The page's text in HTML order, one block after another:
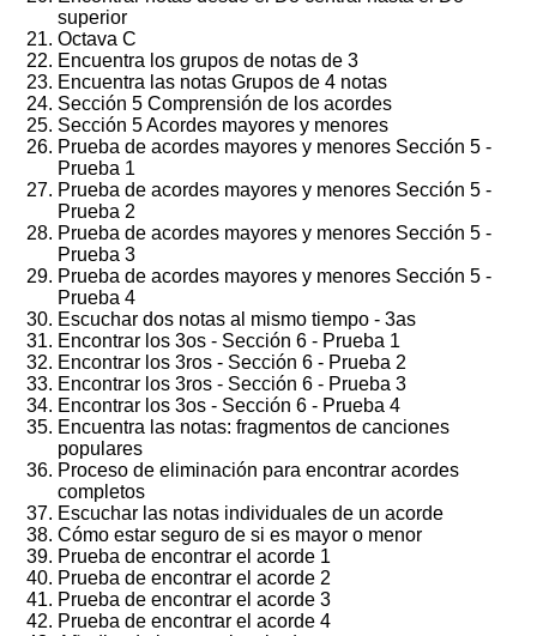
superior
Octava C
Encuentra los grupos de notas de 3
Encuentra las notas Grupos de 4 notas
Sección 5 Comprensión de los acordes
Sección 5 Acordes mayores y menores
Prueba de acordes mayores y menores Sección 5 -
Prueba 1
Prueba de acordes mayores y menores Sección 5 -
Prueba 2
Prueba de acordes mayores y menores Sección 5 -
Prueba 3
Prueba de acordes mayores y menores Sección 5 -
Prueba 4
Escuchar dos notas al mismo tiempo - 3as
Encontrar los 3os - Sección 6 - Prueba 1
Encontrar los 3ros - Sección 6 - Prueba 2
Encontrar los 3ros - Sección 6 - Prueba 3
Encontrar los 3os - Sección 6 - Prueba 4
Encuentra las notas: fragmentos de canciones
populares
Proceso de eliminación para encontrar acordes
completos
Escuchar las notas individuales de un acorde
Cómo estar seguro de si es mayor o menor
Prueba de encontrar el acorde 1
Prueba de encontrar el acorde 2
Prueba de encontrar el acorde 3
Prueba de encontrar el acorde 4